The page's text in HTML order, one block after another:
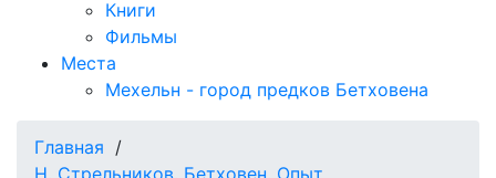
Книги
Фильмы
Места
Мехельн - город предков Бетховена
Главная /
Н. Стрельников. Бетховен. Опыт